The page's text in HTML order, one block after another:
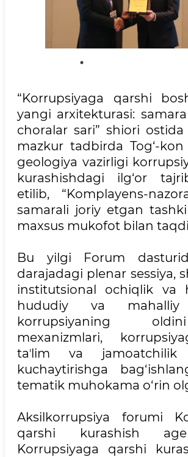
“Korrupsiyaga qarshi
yangi arxitekturasi:
choralar sari” shiori ostida
mazkur tadbirda Tog‘-
geologiya vazirligi
kurashishdagi ilg‘or
etilib, “Komplayens-
samarali joriy etgan
maxsus mukofot bilan
Bu yilgi Forum
darajadagi plenar sessiya,
institutsional ochiqlik va
hududiy va mahalliy
korrupsiyaning
mexanizmlari,
taʼlim va jamoatchilik
kuchaytirishga
tematik muhokama o‘rin
Aksilkorrupsiya forumi
qarshi kurashish
Korrupsiyaga qarshi